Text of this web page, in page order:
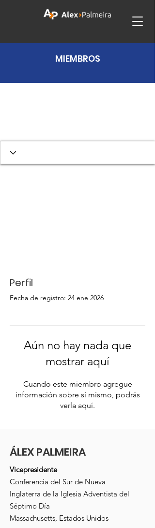
MIEMBROS
Perfil
Fecha de registro: 24 ene 2026
Aún no hay nada que
mostrar aquí
Cuando este miembro agregue
información sobre sí mismo, podrás
verla aquí.
ÁLEX PALMEIRA
Vicepresidente
Conferencia del Sur de Nueva
Inglaterra de la Iglesia Adventista del
Séptimo Día
Massachusetts, Estados Unidos